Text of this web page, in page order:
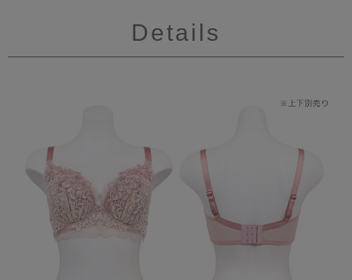
Details